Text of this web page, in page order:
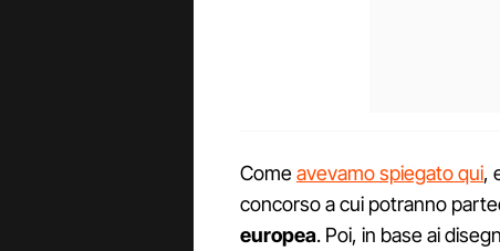
Comeavevamo spiegato qui,
concorso a cui potranno
europea. Poi, in base ai